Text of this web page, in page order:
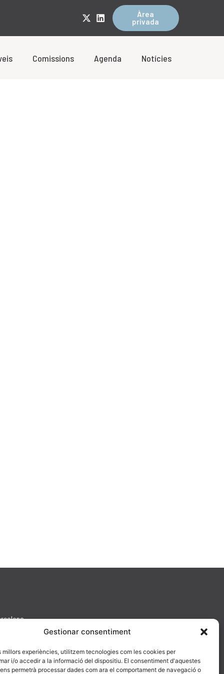
Gestionar consentiment
millors experiències, utilitzem tecnologies com les cookies per
i/o accedir a la informació del dispositiu. El consentiment d'aquestes
permetrà processar dades com ara el comportament de navegació o
Àrea
privada
Comissions Agenda Notícies